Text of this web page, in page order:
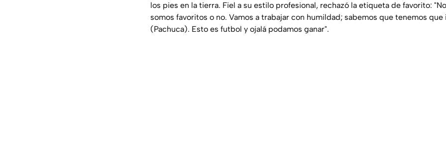
los pies en la tierra. Fiel a su estilo profesional, rechazó la etiqueta de favorito:
somos favoritos o no. Vamos a trabajar con humildad; sabemos que tenemos
(Pachuca). Esto es futbol y ojalá podamos ganar".